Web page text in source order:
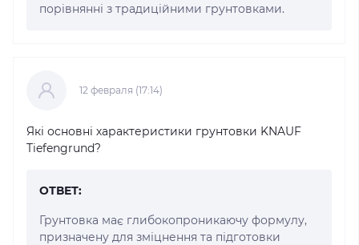
порівнянні з традиційними грунтовками.
12 февраля (17:14)
Які основні характеристики грунтовки KNAUF
Tiefengrund?
ОТВЕТ:
Грунтовка має глибокопроникаючу формулу,
призначену для зміцнення та підготовки